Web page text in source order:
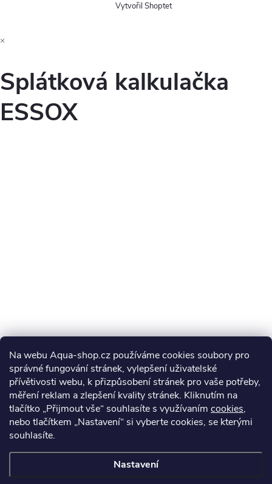
Na webu Aqua-shop.cz používáme cookies soubory pro
správné fungování stránek, vylepšení uživatelské
přívětivosti webu, k přizpůsobení stránek pro vaše potřeby,
měření reklam a zlepšení kvality stránek. Kliknutím na
tlačítko „Přijmout vše“ souhlasíte s využívaním cookies,
nebo tlačítkem „Nastavení“ si vyberte cookies, se kterými
souhlasíte.
Nastavení
Vytvořil Shoptet
×
Splátková kalkulačka
ESSOX